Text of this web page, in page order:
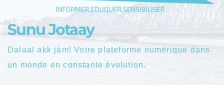
Sunu Jotaay
Dalaal akk jàm! Votre plateforme numérique dans
un monde en constante évolution.